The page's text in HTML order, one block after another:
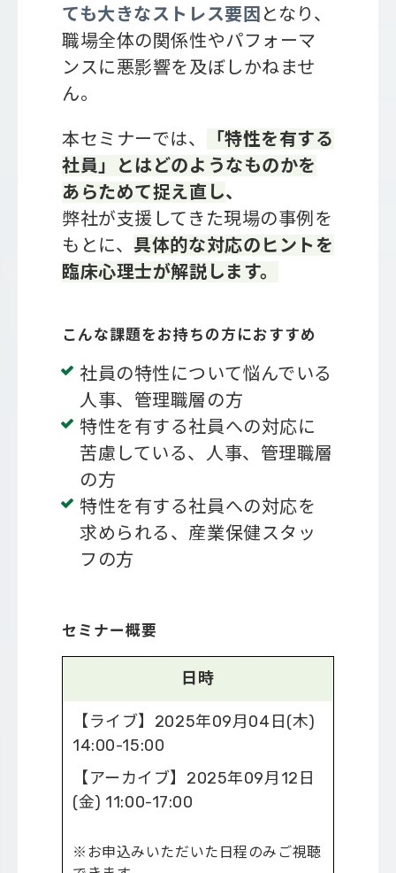
ても大きなストレス要因 となり、
職場全体の関係性やパフォーマ
ンスに悪影響を及ぼしかねませ
ん。
本セミナーでは、
「特性を有する
社員」とはどのようなものかを
あらためて捉え直し、
弊社が支援してきた現場の事例を
もとに、 具体的な対応のヒントを
臨床心理士が解説します。
こんな課題をお持ちの方におすすめ
社員の特性について悩んでいる
人事、管理職層の方
特性を有する社員への対応に
苦慮している、人事、管理職層
の方
特性を有する社員への対応を
求められる、産業保健スタッ
フの方
セミナー概要
日時
【ライブ】2025年09月04日(木)
14:00-15:00
【アーカイブ】2025年09月12日
(金) 11:00-17:00
※お申込みいただいた日程のみご視聴